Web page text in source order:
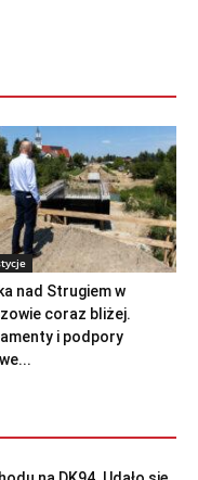
nad Strugiem w
coraz bliżej.
i podpory